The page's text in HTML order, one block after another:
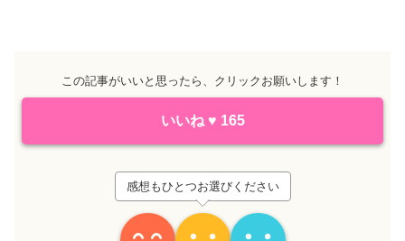
この記事がいいと思ったら、クリックお願いします！
いいね ♥ 165
感想もひとつお選びください